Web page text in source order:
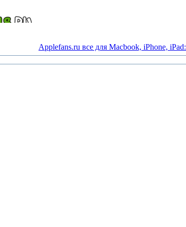
Applefans.ru все для Macbook, iPhone, iPad: